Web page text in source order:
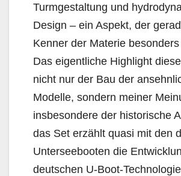
Turmgestaltung und
Design – ein Aspekt, der
Kenner der Materie
Das eigentliche Highlight
nicht nur der Bau der
Modelle, sondern meiner
insbesondere der historische
das Set erzählt quasi mit den
Unterseebooten die
deutschen U-Boot-